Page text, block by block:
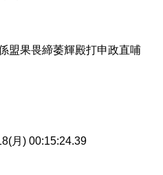
盟果畏締萎輝殿打申政直哺
月) 00:15:24.39